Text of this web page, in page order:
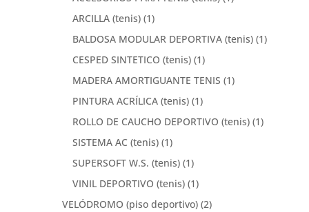
ARCILLA (tenis) (1)
BALDOSA MODULAR DEPORTIVA (tenis) (1)
CESPED SINTETICO (tenis) (1)
MADERA AMORTIGUANTE TENIS (1)
PINTURA ACRÍLICA (tenis) (1)
ROLLO DE CAUCHO DEPORTIVO (tenis) (1)
SISTEMA AC (tenis) (1)
SUPERSOFT W.S. (tenis) (1)
VINIL DEPORTIVO (tenis) (1)
VELÓDROMO (piso deportivo) (2)